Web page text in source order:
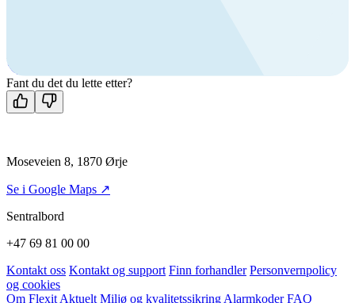
Kontakt oss
Fant du det du lette etter?
Moseveien 8, 1870 Ørje
Se i Google Maps ↗
Sentralbord
+47 69 81 00 00
Kontakt oss Kontakt og support Finn forhandler Personvernpolicy
og cookies
Om Flexit Aktuelt Miljø og kvalitetssikring Alarmkoder FAQ